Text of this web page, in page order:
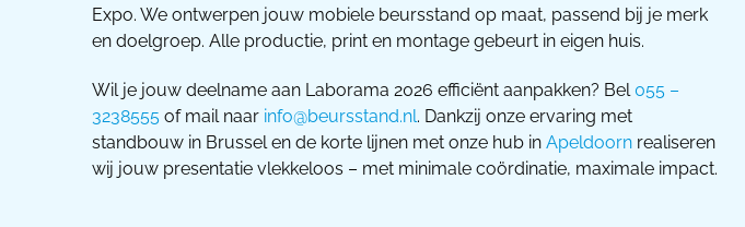
Expo. We ontwerpen jouw mobiele beursstand op maat, passend bij je merk
en doelgroep. Alle productie, print en montage gebeurt in eigen huis.
Wil je jouw deelname aan Laborama 2026 efficiënt aanpakken? Bel 055 –
3238555 of mail naar info@beursstand.nl. Dankzij onze ervaring met
standbouw in Brussel en de korte lijnen met onze hub in Apeldoorn realiseren
wij jouw presentatie vlekkeloos – met minimale coördinatie, maximale impact.